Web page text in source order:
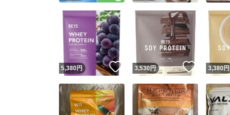
5,380円 いいね！
3,530円 いいね！
3,380円